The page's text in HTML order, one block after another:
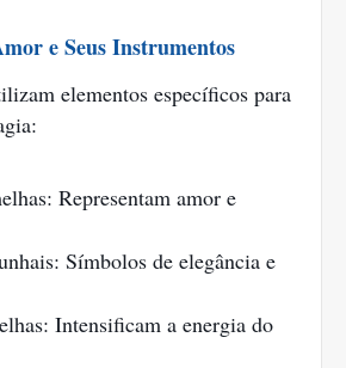
e Seus Instrumentos
elementos específicos para
Representam amor e
Símbolos de elegância e
Intensificam a energia do